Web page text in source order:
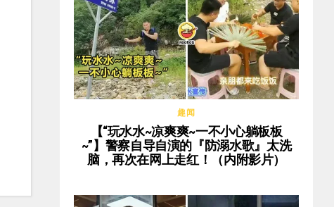
趣闻
【“玩水水~凉爽爽~一不小心躺板板
~”】警察自导自演的『防溺水歌』太洗
脑，再次在网上走红！（内附影片）